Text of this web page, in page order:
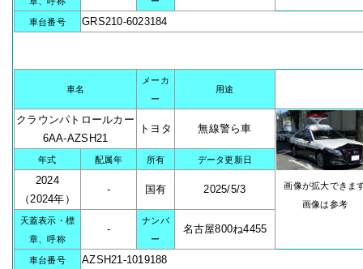
車台番号 GRS210-6023184
車名
メーカ
ー
用途
クラウンパトロールカー
6AA-AZSH21
トヨタ 無線警ら車
画像が拡大できま
画像は参考
年式 配属年 所有 データ更新日
2024
（2024年）
- 国有 2025/5/3
天蓋表示・標
章、呼称
-
ナンバ
ー
名古屋800ね4455
車台番号 AZSH21-1019188